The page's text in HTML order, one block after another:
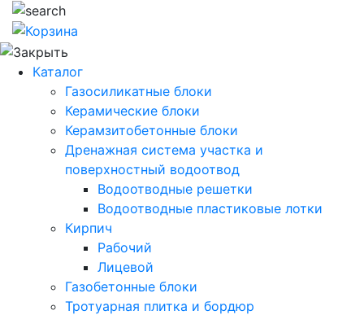
Каталог
Газосиликатные блоки
Керамические блоки
Керамзитобетонные блоки
Дренажная система участка и
поверхностный водоотвод
Водоотводные решетки
Водоотводные пластиковые лотки
Кирпич
Рабочий
Лицевой
Газобетонные блоки
Тротуарная плитка и бордюр